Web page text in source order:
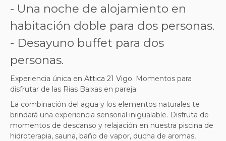
- Una noche de alojamiento en
habitación doble para dos personas.
- Desayuno buffet para dos
personas.
Experiencia única en Attica 21 Vigo. Momentos para
disfrutar de las Rias Baixas en pareja.
La combinación del agua y los elementos naturales te
brindará una experiencia sensorial inigualable. Disfruta de
momentos de descanso y relajación en nuestra piscina de
hidroterapia, sauna, baño de vapor, ducha de aromas,